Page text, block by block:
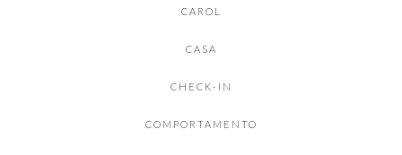
CAROL
CASA
CHECK-IN
COMPORTAMENTO